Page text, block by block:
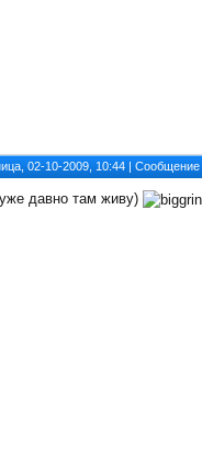
02-10-2009, 10:44 |
давно там живу)